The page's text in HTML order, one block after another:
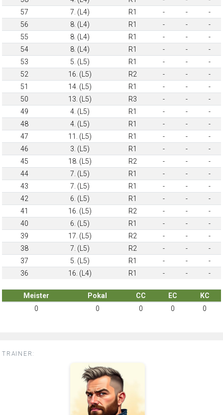
57
7. (L4) R1 - -
-
56
8. (L4) R1 - -
-
55
8. (L4) R1 - -
-
54
8. (L4) R1 - -
-
53
5. (L5) R1 - -
-
52
16. (L5) R2 - -
-
51
14. (L5) R1 - -
-
50
13. (L5) R3 - -
-
49
4. (L5) R1 - -
-
48
4. (L5) R1 - -
-
47
11. (L5) R1 - -
-
46
3. (L5) R1 - -
-
45
18. (L5) R2 - -
-
44
7. (L5) R1 - -
-
43
7. (L5) R1 - -
-
42
6. (L5) R1 - -
-
41
16. (L5) R2 - -
-
40
6. (L5) R1 - -
-
39
17. (L5) R2 - -
-
38
7. (L5) R2 - -
-
37
5. (L5) R1 - -
-
36
16. (L4) R1 - - -
Meister Pokal CC EC
KC
0
0 0 0 0
TRAINER: